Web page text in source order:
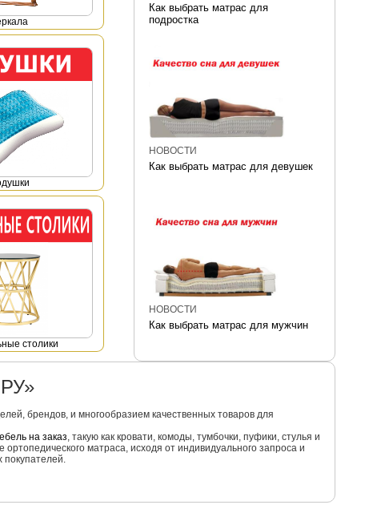
Как выбрать матрас для
подростка
НОВОСТИ
Как выбрать матрас для девушек
НОВОСТИ
Как выбрать матрас для мужчин
столики
брендов, и многообразием качественных товаров для
на заказ, такую как кровати, комоды, тумбочки, пуфики, стулья и
матраса, исходя от индивидуального запроса и
покупателей.